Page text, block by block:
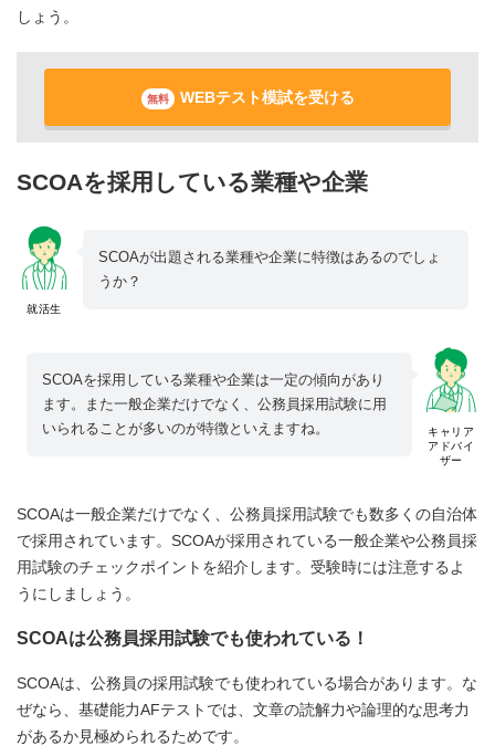
しょう。
無料 WEBテスト模試を受ける
SCOAを採用している業種や企業
就活生
SCOAが出題される業種や企業に特徴はあるのでしょ
うか？
キャリア
アドバイ
ザー
SCOAを採用している業種や企業は一定の傾向があり
ます。また一般企業だけでなく、公務員採用試験に用
いられることが多いのが特徴といえますね。
SCOAは一般企業だけでなく、公務員採用試験でも数多くの自治体
で採用されています。SCOAが採用されている一般企業や公務員採
用試験のチェックポイントを紹介します。受験時には注意するよ
うにしましょう。
SCOAは公務員採用試験でも使われている！
SCOAは、公務員の採用試験でも使われている場合があります。な
ぜなら、基礎能力AFテストでは、文章の読解力や論理的な思考力
があるか見極められるためです。